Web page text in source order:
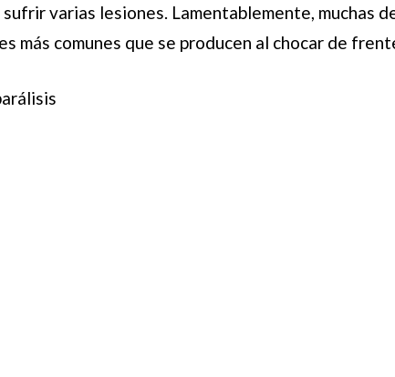
varias lesiones. Lamentablemente, muchas
más comunes que se producen al chocar de